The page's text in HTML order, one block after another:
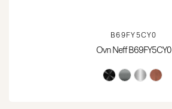
B69FY5CY0
Ovn Neff B69FY5CY0